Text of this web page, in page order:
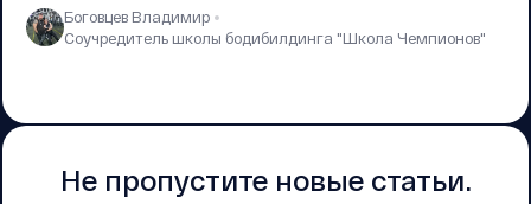
Боговцев Владимир
Соучредитель школы бодибилдинга "Школа Чемпионов"
Не пропустите новые статьи.